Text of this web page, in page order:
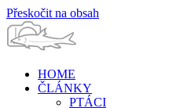
Přeskočit na obsah
HOME
ČLÁNKY
PTÁCI